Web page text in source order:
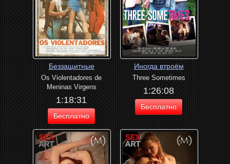
Беззащитные
Os Violentadores de
Meninas Virgens
1:18:31
Бесплатно
Иногда втроём
Three Sometimes
1:26:08
Бесплатно